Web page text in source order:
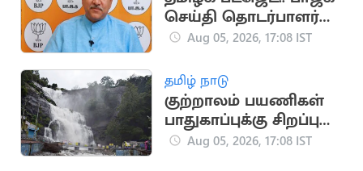
செய்தி தொடர்பாளர்
விமர்சனம்
Aug 05, 2026, 17:08 IST
தமிழ் நாடு
குற்றாலம் பயணிகள்
பாதுகாப்புக்கு சிறப்பு
கண்காணிப்பு குழு
Aug 05, 2026, 17:08 IST